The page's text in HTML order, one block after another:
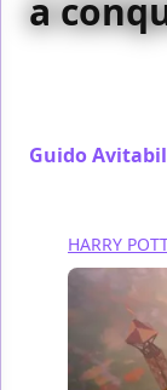
a
Guido
HARRY